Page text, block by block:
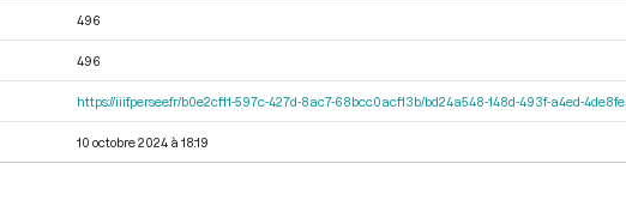
496
496
https://iiif.persee.fr/b0e2cf11-597c-427d-8ac7-68bcc0acf13b/bd24a548-148d-493f-a4ed-
10 octobre 2024 à 18:19